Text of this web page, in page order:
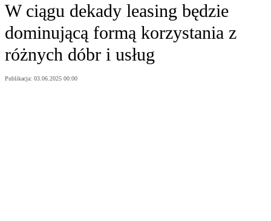
W ciągu dekady leasing będzie
dominującą formą korzystania z
różnych dóbr i usług
Publikacja: 03.06.2025 00:00